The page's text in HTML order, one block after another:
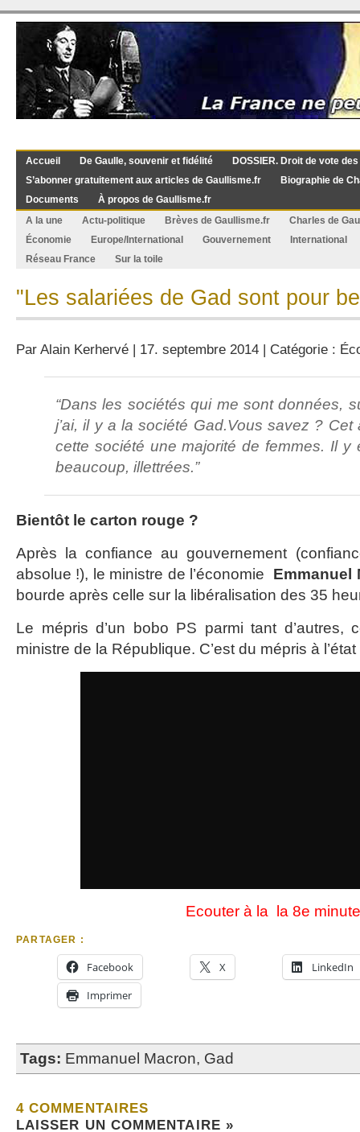
Accueil De Gaulle, souvenir et fidélité
DOSSIER. Droit de vote
S’abonner gratuitement aux articles de Gaullisme.fr
Biographie de
Documents
À propos de Gaullisme.fr
A la une
Actu-politique Brèves de Gaullisme.fr
Charles de
Économie
Europe/International Gouvernement
International
Réseau France
Sur la toile
"Les salariées de Gad sont pour
Par Alain Kerhervé | 17. septembre 2014 | Catégorie :
“Dans les sociétés qui me sont données,
j’ai, il y a la société Gad.Vous savez ? Cet
cette société une majorité de femmes. Il y
beaucoup, illettrées.”
Bientôt le carton rouge ?
Après la confiance au gouvernement
absolue !), le ministre de l’économie Emmanuel
bourde après celle sur la libéralisation des 35
Le mépris d’un bobo PS parmi tant d’autres,
ministre de la République. C’est du mépris à l’état
Ecouter à la la 8e minute
PARTAGER :
Facebook X
LinkedIn
Imprimer
Tags: Emmanuel Macron, Gad
4 COMMENTAIRES
LAISSER UN COMMENTAIRE »